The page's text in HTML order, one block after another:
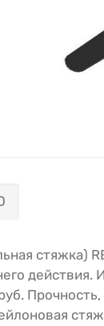
стяжка)
действия.